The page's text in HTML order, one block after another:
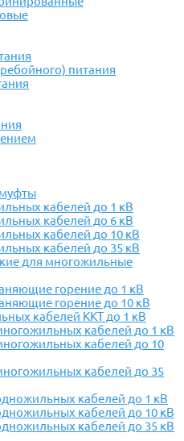
питания
кабелей до 1 кВ
кабелей до 6 кВ
кабелей до 10 кВ
кабелей до 35 кВ
для многожильные
горение до 1 кВ
горение до 10 кВ
кабелей ККТ до 1 кВ
кабелей до 1 кВ
кабелей до 10
кабелей до 35
кабелей до 1 кВ
кабелей до 10 кВ
кабелей до 35 кВ